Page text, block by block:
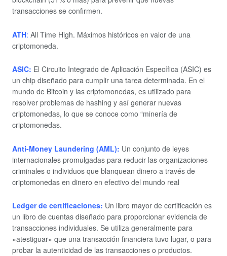
transacciones se confirmen.
ATH: All Time High. Máximos históricos en valor de una
criptomoneda.
ASIC: El Circuito Integrado de Aplicación Específica (ASIC) es
un chip diseñado para cumplir una tarea determinada. En el
mundo de Bitcoin y las criptomonedas, es utilizado para
resolver problemas de hashing y así generar nuevas
criptomonedas, lo que se conoce como “minería de
criptomonedas.
Anti-Money Laundering (AML): Un conjunto de leyes
internacionales promulgadas para reducir las organizaciones
criminales o individuos que blanquean dinero a través de
criptomonedas en dinero en efectivo del mundo real
Ledger de certificaciones: Un libro mayor de certificación es
un libro de cuentas diseñado para proporcionar evidencia de
transacciones individuales. Se utiliza generalmente para
«atestiguar» que una transacción financiera tuvo lugar, o para
probar la autenticidad de las transacciones o productos.